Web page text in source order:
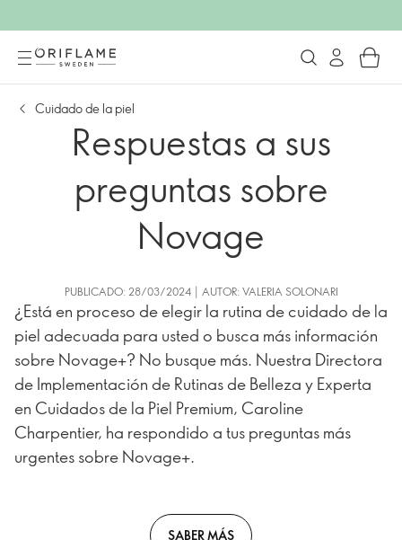
Cuidado de la piel
Respuestas a sus
preguntas sobre
Novage
PUBLICADO: 28/03/2024 | AUTOR: VALERIA SOLONARI
¿Está en proceso de elegir la rutina de cuidado de la
piel adecuada para usted o busca más información
sobre Novage+? No busque más. Nuestra Directora
de Implementación de Rutinas de Belleza y Experta
en Cuidados de la Piel Premium, Caroline
Charpentier, ha respondido a tus preguntas más
urgentes sobre Novage+.
SABER MÁS